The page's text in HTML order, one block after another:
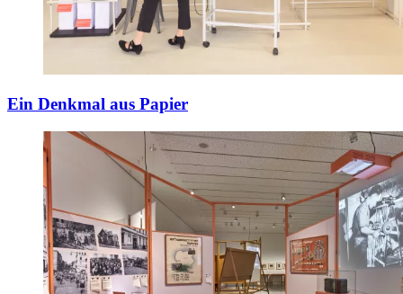
Ein Denkmal aus Papier